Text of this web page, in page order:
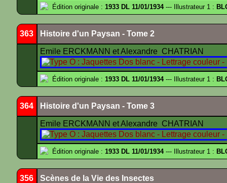
Édition originale : 1933 DL 11/01/1934--- Illustrateur 1 :
363 Histoire d'un Paysan - Tome 2
Emile ERCKMANN et Alexandre CHATRIAN
Édition originale : 1933 DL 11/01/1934--- Illustrateur 1 :
364 Histoire d'un Paysan - Tome 3
Emile ERCKMANN et Alexandre CHATRIAN
Édition originale : 1933 DL 11/01/1934--- Illustrateur 1 :
356 Scènes de la Vie des Insectes